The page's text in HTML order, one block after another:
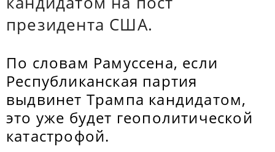
президента США.
По словам Рамуссена, если
Республиканская партия
выдвинет Трампа кандидатом,
это уже будет геополитической
катастрофой.